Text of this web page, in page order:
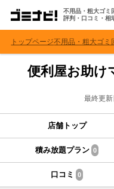
不用品・粗大ゴミ
評判・口コミ・相
トップページ不用品・粗大ゴミ
便利屋お助け
最終更新
店舗トップ
積み放題プラン 0
口コミ 0